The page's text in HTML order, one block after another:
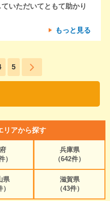
いただいてともて助かり
もっと見る
5
リアから探す
）
兵庫県
（642件）
県
）
滋賀県
（43件）